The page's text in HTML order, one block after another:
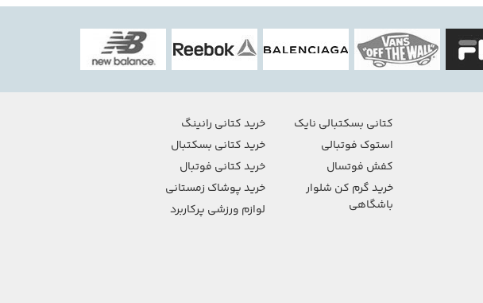
کتانی بسکتبالی نایک
استوک فوتبالی
کفش فوتسال
خرید گرم کن شلوار
باشگاهی
خرید کتانی رانینگ
خرید کتانی بسکتبال
خرید کتانی فوتبال
خرید پوشاک زمستانی
لوازم ورزشی پرکاربرد